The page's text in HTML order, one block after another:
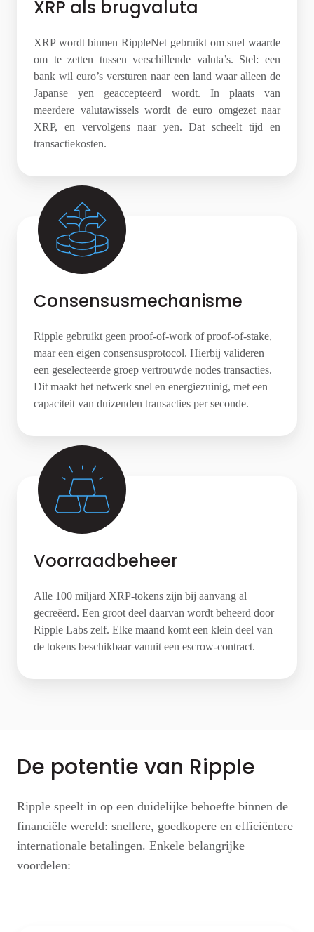
XRP als brugvaluta
XRP wordt binnen RippleNet gebruikt om snel waarde
om te zetten tussen verschillende valuta’s. Stel: een
bank wil euro’s versturen naar een land waar alleen de
Japanse yen geaccepteerd wordt. In plaats van
meerdere valutawissels wordt de euro omgezet naar
XRP, en vervolgens naar yen. Dat scheelt tijd en
transactiekosten.
Consensusmechanisme
Ripple gebruikt geen proof-of-work of proof-of-stake,
maar een eigen consensusprotocol. Hierbij valideren
een geselecteerde groep vertrouwde nodes transacties.
Dit maakt het netwerk snel en energiezuinig, met een
capaciteit van duizenden transacties per seconde.
Voorraadbeheer
Alle 100 miljard XRP-tokens zijn bij aanvang al
gecreëerd. Een groot deel daarvan wordt beheerd door
Ripple Labs zelf. Elke maand komt een klein deel van
de tokens beschikbaar vanuit een escrow-contract.
De potentie van Ripple
Ripple speelt in op een duidelijke behoefte binnen de
financiële wereld: snellere, goedkopere en efficiëntere
internationale betalingen. Enkele belangrijke
voordelen: